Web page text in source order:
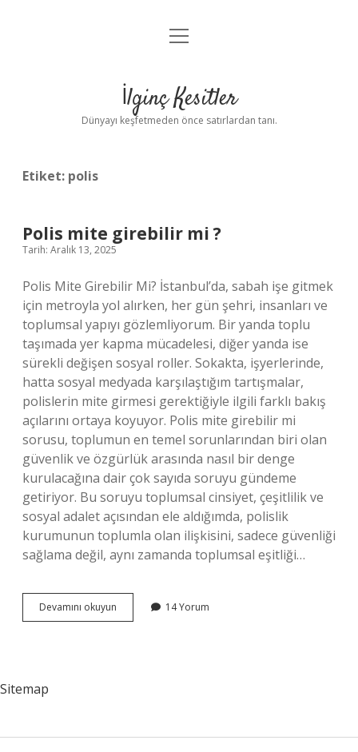
Anasayfa
Yasal Uyarı
menüyü
İlginç Kesitler
Dünyayı keşfetmeden önce satırlardan tanı.
Etiket: polis
Polis mite girebilir mi ?
Tarih: Aralık 13, 2025
Polis Mite Girebilir Mi? İstanbul’da, sabah işe gitmek
için metroyla yol alırken, her gün şehri, insanları ve
toplumsal yapıyı gözlemliyorum. Bir yanda toplu
taşımada yer kapma mücadelesi, diğer yanda ise
sürekli değişen sosyal roller. Sokakta, işyerlerinde,
hatta sosyal medyada karşılaştığım tartışmalar,
polislerin mite girmesi gerektiğiyle ilgili farklı bakış
açılarını ortaya koyuyor. Polis mite girebilir mi
sorusu, toplumun en temel sorunlarından biri olan
güvenlik ve özgürlük arasında nasıl bir denge
kurulacağına dair çok sayıda soruyu gündeme
getiriyor. Bu soruyu toplumsal cinsiyet, çeşitlilik ve
sosyal adalet açısından ele aldığımda, polislik
kurumunun toplumla olan ilişkisini, sadece güvenliği
sağlama değil, aynı zamanda toplumsal eşitliği…
Devamını okuyun
mite
14 Yorum
Sitemap